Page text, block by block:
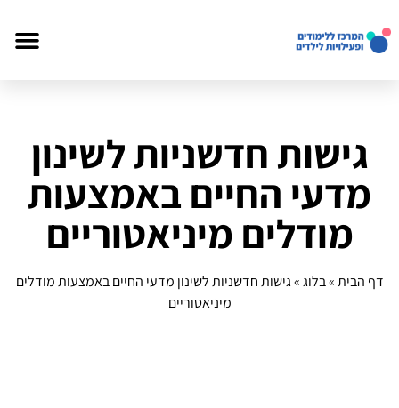
גישות חדשניות לשינון
מדעי החיים באמצעות
מודלים מיניאטוריים
דף הבית»בלוג»גישות חדשניות לשינון מדעי החיים באמצעות מודלים
מיניאטוריים